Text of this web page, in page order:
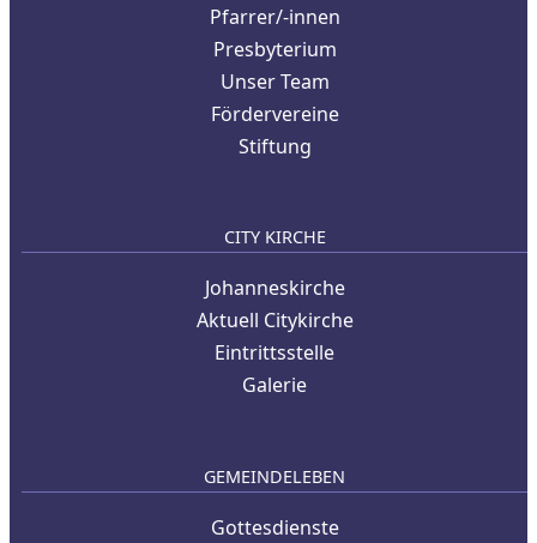
Pfarrer/-innen
Presbyterium
Unser Team
Fördervereine
Stiftung
CITY KIRCHE
Johanneskirche
Aktuell Citykirche
Eintrittsstelle
Galerie
GEMEINDELEBEN
Gottesdienste